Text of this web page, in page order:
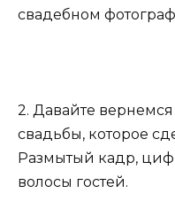
свадебном
2. Давайте
свадьбы, которое
Размытый кадр,
волосы гостей.